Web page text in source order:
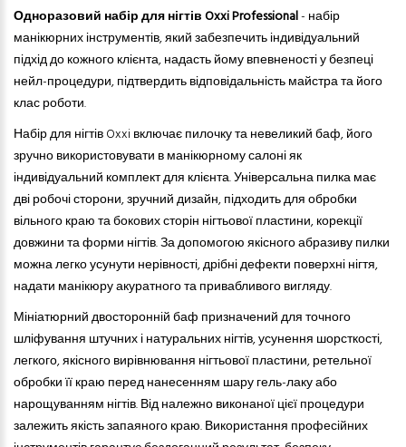
Одноразовий набір для нігтів Oxxi Professional- набір
манікюрних інструментів, який забезпечить індивідуальний
підхід до кожного клієнта, надасть йому впевненості у безпеці
нейл-процедури, підтвердить відповідальність майстра та його
клас роботи.
Набір для нігтів Oxxi включає пилочку та невеликий баф, його
зручно використовувати в манікюрному салоні як
індивідуальний комплект для клієнта. Універсальна пилка має
дві робочі сторони, зручний дизайн, підходить для обробки
вільного краю та бокових сторін нігтьової пластини, корекції
довжини та форми нігтів. За допомогою якісного абразиву пилки
можна легко усунути нерівності, дрібні дефекти поверхні нігтя,
надати манікюру акуратного та привабливого вигляду.
Мініатюрний двосторонній баф призначений для точного
шліфування штучних і натуральних нігтів, усунення шорсткості,
легкого, якісного вирівнювання нігтьової пластини, ретельної
обробки її краю перед нанесенням шару гель-лаку або
нарощуванням нігтів. Від належно виконаної цієї процедури
залежить якість запаяного краю. Використання професійних